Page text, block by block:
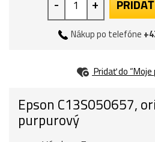
Nákup po telefóne
Pridať do
Epson C13S050657,
purpurový